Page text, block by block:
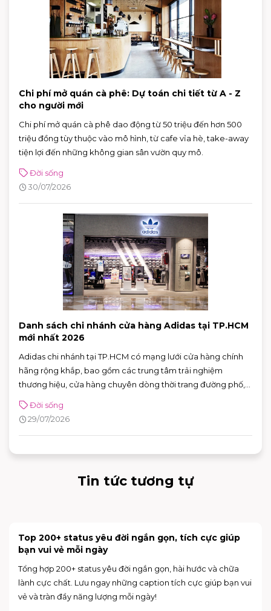
Chi phí mở quán cà phê: Dự toán chi tiết từ A - Z
cho người mới
Chi phí mở quán cà phê dao động từ 50 triệu đến hơn 500
triệu đồng tùy thuộc vào mô hình, từ cafe vỉa hè, take-away
tiện lợi đến những không gian sân vườn quy mô.
Đời sống
30/07/2026
Danh sách chi nhánh cửa hàng Adidas tại TP.HCM
mới nhất 2026
Adidas chi nhánh tại TP.HCM có mạng lưới cửa hàng chính
hãng rộng khắp, bao gồm các trung tâm trải nghiệm
thương hiệu, cửa hàng chuyên dòng thời trang đường phố,
hình và vị trí thuận tiện, khách hàng có thể dễ dàng tìm được
adidas chi nhánh phù hợp để mua sắm và trải nghiệm các
Đời sống
29/07/2026
Tin tức tương tự
15+ mâm cơm ngày hè miền Nam thanh mát, giải
nhiệt cực tốt
Gợi ý 15+ mâm cơm ngon ngày hè miền Nam thanh mát, giải
nhiệt và cực dễ làm. Lưu ngay thực đơn phong phú giúp bữa
cơm gia đình luôn đậm đà, tròn vị!